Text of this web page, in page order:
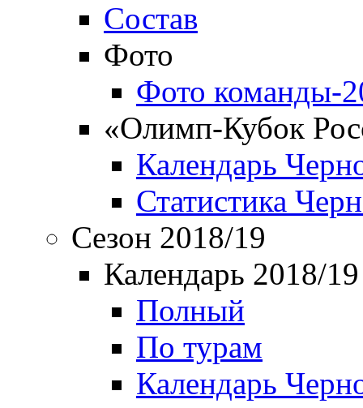
Состав
Фото
Фото команды-
«Олимп-Кубок
Календарь
Статистика
Сезон 2018/19
Календарь 2018/19
Полный
По турам
Календарь